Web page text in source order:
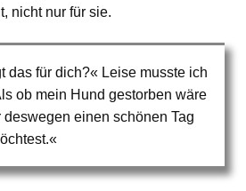
nicht nur für sie.
das für dich?« Leise musste ich
ob mein Hund gestorben wäre
deswegen einen schönen Tag